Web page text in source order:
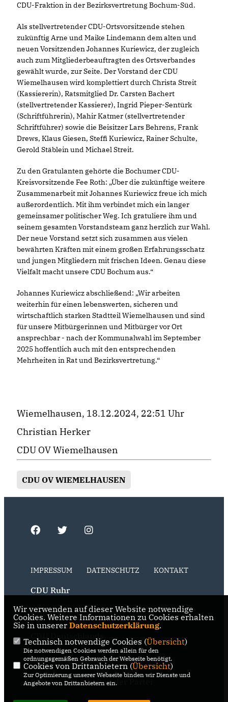
CDU-Fraktion in der Bezirksvertretung Bochum-Süd.
Als stellvertretender CDU-Ortsvorsitzende stehen
zukünftig Arne und Maike Lindemann dem alten und
neuen Vorsitzenden Johannes Kuriewicz, der zugleich
auch zum Mitgliederbeauftragten des Ortsverbandes
gewählt wurde, zur Seite. Der Vorstand der CDU
Wiemelhausen wird komplettiert durch Christa Streit
(Kassiererin), Ratsmitglied Dr. Carsten Bachert
(stellvertretender Kassierer), Ingrid Pieper-Sentürk
(Schriftführerin), Mahir Katmer (stellvertretender
Schriftführer) sowie die Beisitzer Lars Behrens, Frank
Drews, Klaus Giesen, Steffi Kuriewicz, Rainer Schulte,
Gerold Stäblein und Michael Streit.
Zu den Gratulanten gehörte die Bochumer CDU-
Kreisvorsitzende Fee Roth: „Über die zukünftige weitere
Zusammenarbeit mit Johannes Kuriewicz freue ich mich
außerordentlich. Mit ihm verbindet mich ein langer
gemeinsamer politischer Weg. Ich gratuliere ihm und
seinem gesamten Vorstandsteam ganz herzlich zur Wahl.
Der neue Vorstand setzt sich zusammen aus vielen
bewährten Kräften mit einem großen Erfahrungsschatz
und jungen Mitgliedern mit frischen Ideen. Genau diese
Vielfalt macht unsere CDU Bochum aus.“
Johannes Kuriewicz abschließend: „Wir arbeiten
weiterhin für einen lebenswerten, sicheren und
wirtschaftlich starken Stadtteil Wiemelhausen und sind
für unsere Mitbürgerinnen und Mitbürger vor Ort
ansprechbar - nach der Kommunalwahl im September
2025 hoffentlich auch mit den entsprechenden
Mehrheiten in Rat und Bezirksvertretung.“
Wiemelhausen, 18.12.2024, 22:51 Uhr
Christian Herker
CDU OV Wiemelhausen
CDU OV WIEMELHAUSEN
IMPRESSUM DATENSCHUTZ KONTAKT
CDU Ruhr
CDU NRW
CDU Deutschlands
RSS der Neuigkeiten der Fraktion
RSS der Neuigkeiten der Partei
Wir verwenden auf dieser Website notwendige
Cookies. Weitere Informationen zu Cookies erhalten
Sie in unserer Datenschutzerklärung.
Technisch notwendige Cookies (Übersicht)
Die notwendigen Cookies werden allein für den
ordnungsgemäßen Gebrauch der Webseite benötigt.
Cookies von Drittanbietern (Übersicht)
Zur Optimierung unserer Webseite binden wir Dienste und
Angebote von Drittanbietern ein.